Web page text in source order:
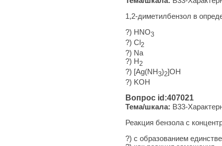
1,2-диметилбензол в
?) HNO3
?) Cl2
?) Na
?) Н2
?) [Ag(NH3)2]OH
?) KOH
Вопрос id:407021
Тема/шкала: B33-
Реакция бензола с
?) с об­ра­зо­ва­ни­ем